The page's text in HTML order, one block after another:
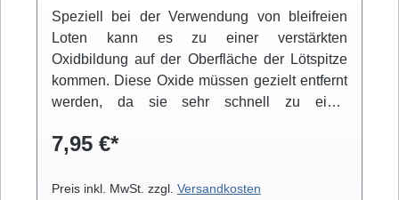
Speziell bei der Verwendung von bleifreien
Loten kann es zu einer verstärkten
Oxidbildung auf der Oberfläche der Lötspitze
kommen. Diese Oxide müssen gezielt entfernt
werden, da sie sehr schnell zu einer
führen. Für die Reinigung der Lötspitze mit
spezielle Spiralwolle zum Einsatz. Durch die
7,95 €*
Preis inkl. MwSt. zzgl. Versandkosten